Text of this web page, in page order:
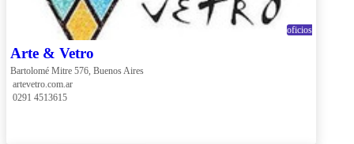
oficios
Arte & Vetro
Bartolomé Mitre 576, Buenos Aires
artevetro.com.ar
0291 4513615